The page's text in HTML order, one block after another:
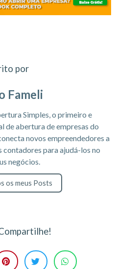
por
Fameli
Simples, o primeiro e
de abertura de empresas do
novos empreendedores a
contadores para ajudá-los no
negócios.
os meus Posts